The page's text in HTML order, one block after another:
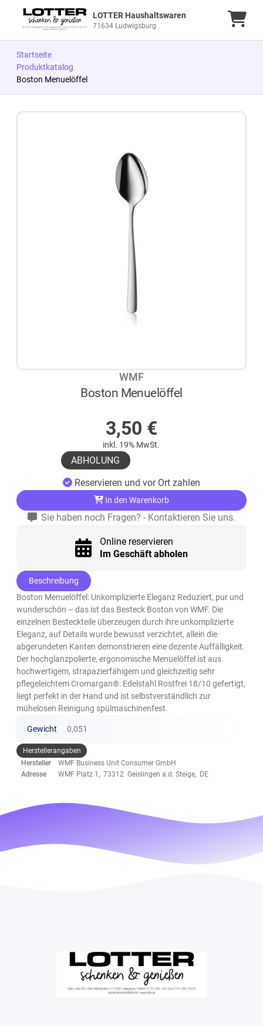
LOTTER Haushaltswaren
71634 Ludwigsburg
Startseite
Produktkatalog
Boston Menuelöffel
WMF
Boston Menuelöffel
3,50 €
inkl. 19% MwSt.
ABHOLUNG
Reservieren und vor Ort zahlen
In den Warenkorb
Sie haben noch Fragen? - Kontaktieren Sie uns.
Online reservieren
Im Geschäft abholen
Beschreibung
Boston Menuelöffel: Unkomplizierte Eleganz Reduziert, pur und
wunderschön – das ist das Besteck Boston von WMF. Die
einzelnen Besteckteile überzeugen durch ihre unkomplizierte
Eleganz, auf Details wurde bewusst verzichtet, allein die
abgerundeten Kanten demonstrieren eine dezente Auffälligkeit.
Der hochglanzpolierte, ergonomische Menuelöffel ist aus
hochwertigem, strapazierfähigem und gleichzeitig sehr
pflegeleichtem Cromargan®: Edelstahl Rostfrei 18/10 gefertigt,
liegt perfekt in der Hand und ist selbstverständlich zur
mühelosen Reinigung spülmaschinenfest.
Gewicht 0,051
Herstellerangaben
Hersteller
WMF Business Unit Consumer GmbH
Adresse
WMF Platz 1, 73312 Geislingen a.d. Steige, DE